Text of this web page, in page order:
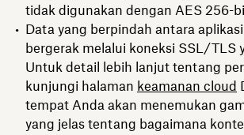
tidak digunakan dengan AES 256-
Data yang berpindah antara
bergerak melalui koneksi SSL/TLS
Untuk detail lebih lanjut tentang
kunjungi halaman keamanan cloud
tempat Anda akan menemukan
yang jelas tentang bagaimana